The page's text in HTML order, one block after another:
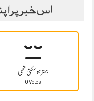
اس خبر پر
بہتر ہو سکتی تھی
0 Votes